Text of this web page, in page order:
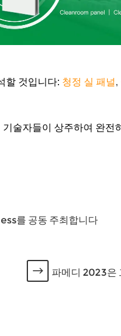
할 것입니다: 청정 실 패널,
술자들이 상주하여 완전
를 공동 주최합니다
파메디 2023은